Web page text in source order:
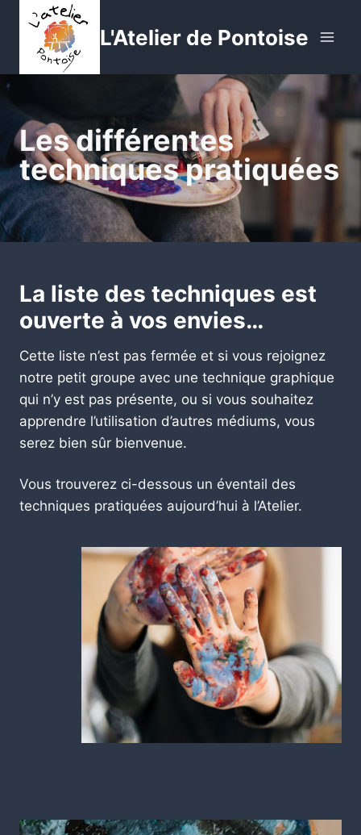
contenu
L'Atelier de Pontoise
Les différentes
techniques pratiquées
La liste des techniques est
ouverte à vos envies…
Cette liste n’est pas fermée et si vous rejoignez
notre petit groupe avec une technique graphique
qui n’y est pas présente, ou si vous souhaitez
apprendre l’utilisation d’autres médiums, vous
serez bien sûr bienvenue.
Vous trouverez ci-dessous un éventail des
techniques pratiquées aujourd’hui à l’Atelier.